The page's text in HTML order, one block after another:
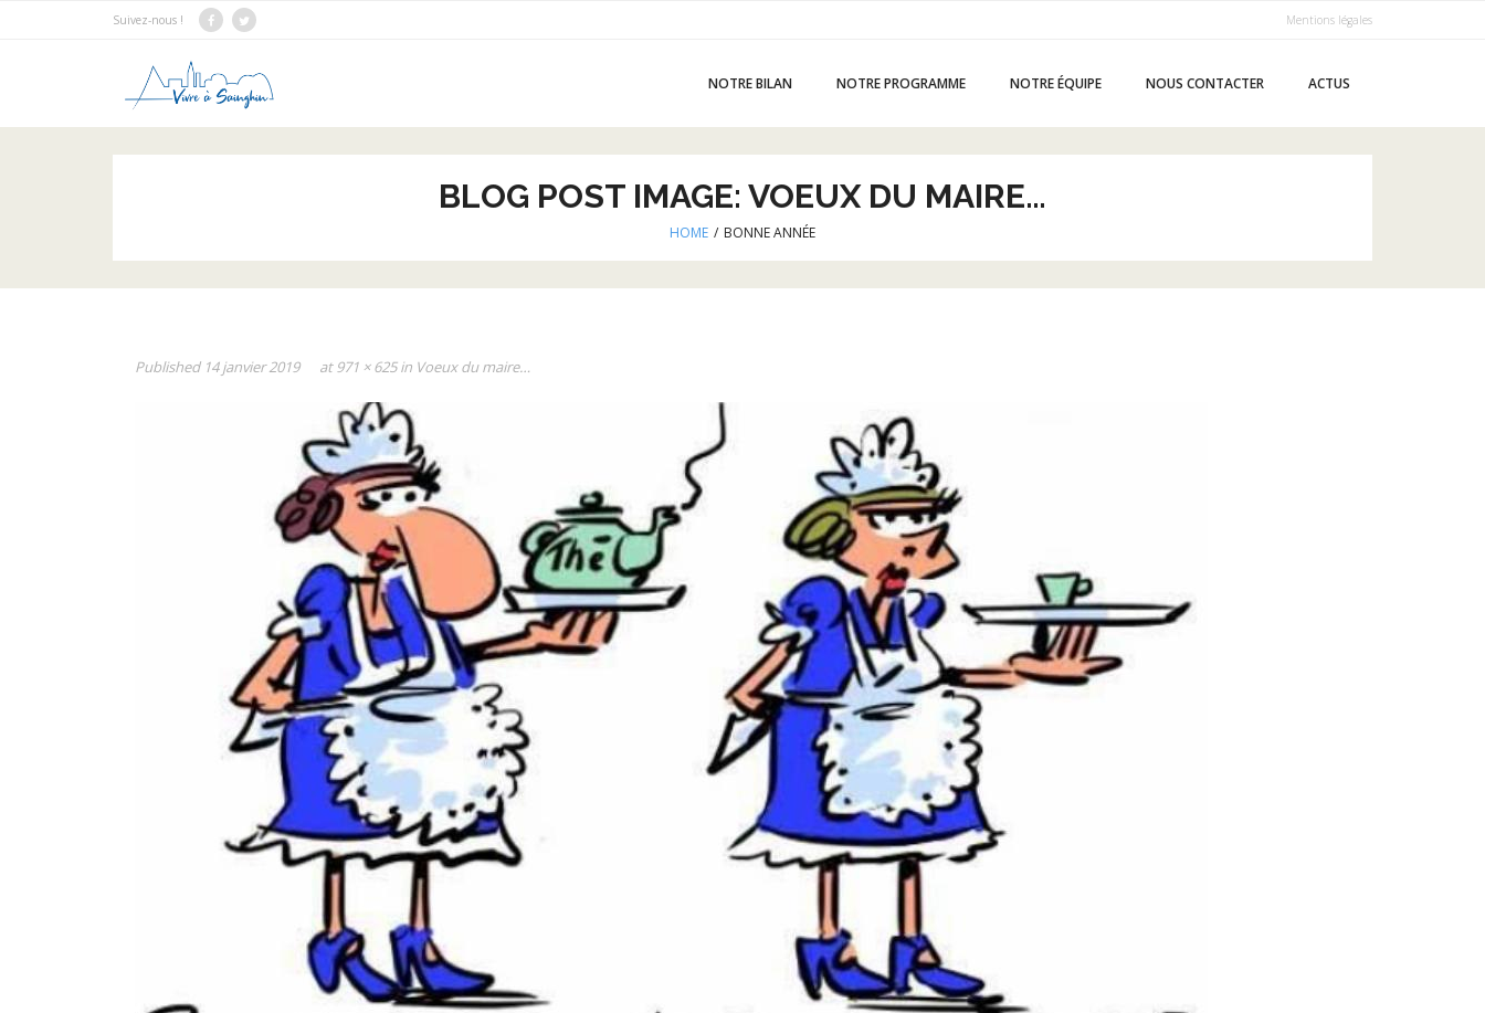
Suivez-nous ! Mentions légales
NOTRE BILAN NOTRE PROGRAMME NOTRE ÉQUIPE NOUS CONTACTER ACTUS
BLOG POST IMAGE: VOEUX DU MAIRE…
HOME / BONNE ANNÉE
Published 14 janvier 2019 at971 × 625in Voeux du maire…